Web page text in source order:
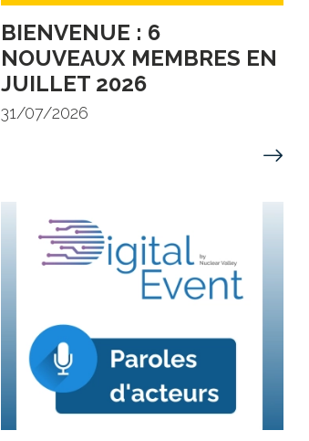
BIENVENUE : 6
NOUVEAUX MEMBRES EN
JUILLET 2026
31/07/2026